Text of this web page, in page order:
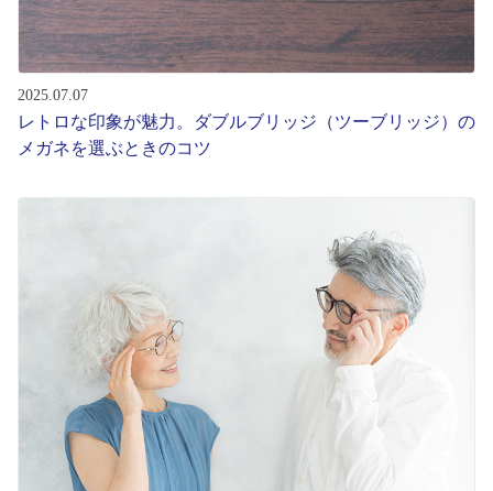
2025.07.07
レトロな印象が魅力。ダブルブリッジ（ツーブリッジ）の
メガネを選ぶときのコツ